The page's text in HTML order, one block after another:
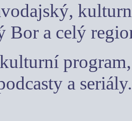
Bor a celý
a seriály.